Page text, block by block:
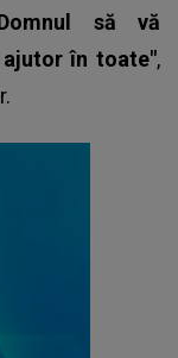
să vă
în toate",